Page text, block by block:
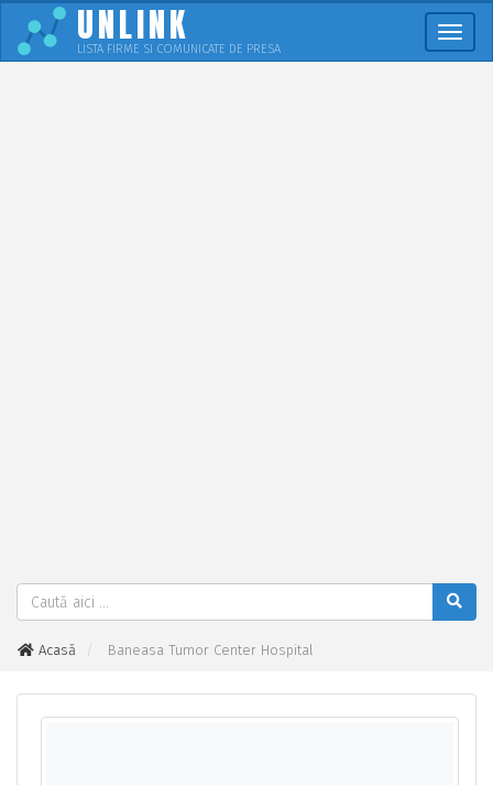
UNLINK
LISTA FIRME SI COMUNICATE DE PRESA
Acasă Baneasa Tumor Center Hospital